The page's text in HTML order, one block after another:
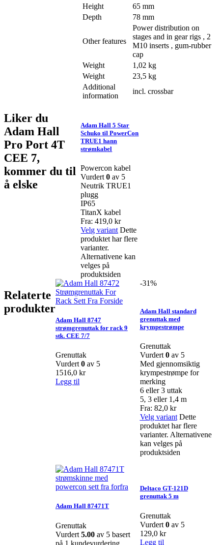
Height
65 mm
Depth
78 mm
Other features
Power distribution on
stages and in gear rigs , 2
M10 inserts , gum-rubber
cap
Weight
1,02 kg
Weight
23,5 kg
Additional
information
incl. crossbar
Liker du
Adam Hall
Pro Port 4T
CEE 7,
kommer du til
å elske
Adam Hall 5 Star
Schuko til PowerCon
TRUE1 hann
strømkabel
Powercon kabel
Vurdert0 av 5
Neutrik TRUE1
plugg
IP65
TitanX kabel
Fra:419,0kr
Velg variant Dette
produktet har flere
varianter.
Alternativene kan
velges på
produktsiden
Relaterte
produkter
Adam Hall 8747
strømgrenuttak for rack 9
stk. CEE 7/7
Grenuttak
Vurdert 0 av 5
1516,0 kr
Legg til
-31%
Adam Hall standard
grenuttak med
krympestrømpe
Grenuttak
Vurdert 0av 5
Med gjennomsiktig
krympestrømpe for
merking
6 eller 3 uttak
5, 3 eller 1,4 m
Fra: 82,0 kr
Velg variant Dette
produktet har flere
varianter. Alternativene
kan velges på
produktsiden
Adam Hall 87471T
Grenuttak
Vurdert 5.00 av 5 basert
på 1 kundevurdering
Deltaco GT-121D
grenuttak 5 m
Grenuttak
Vurdert 0av 5
129,0 kr
Legg til